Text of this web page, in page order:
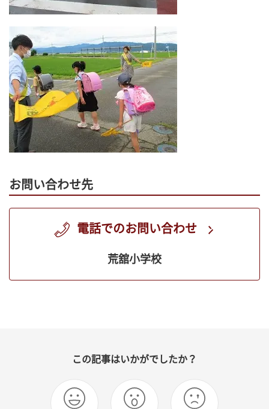
お問い合わせ先
電話でのお問い合わせ
荒舘小学校
この記事はいかがでしたか？